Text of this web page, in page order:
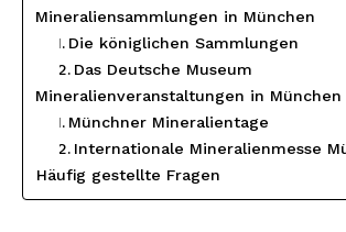
Mineraliensammlungen in München
Die königlichen Sammlungen
Das Deutsche Museum
Mineralienveranstaltungen in München
Münchner Mineralientage
Internationale Mineralienmesse
Häufig gestellte Fragen